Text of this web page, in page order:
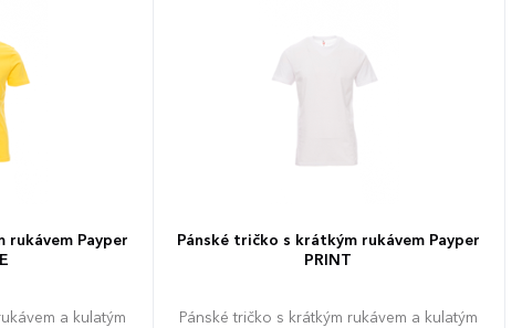
rukávem Payper
a kulatým
Pánské tričko s krátkým rukávem Payper
PRINT
Pánské tričko s krátkým rukávem a kulatým